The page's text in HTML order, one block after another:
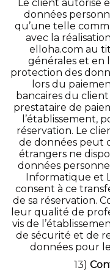
Le client autorise
données
qu’une telle
avec la
elloha.com au
générales et en
protection des
lors du
bancaires du
prestataire de
l’établissement,
réservation. Le
de données peut
étrangers ne
données
Informatique et
consent à ce
de sa réservation.
leur qualité de
vis de
de sécurité et de
données pour
13)